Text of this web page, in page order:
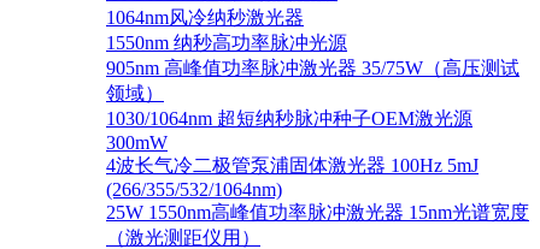
1064nm风冷纳秒激光器
1550nm 纳秒高功率脉冲光源
905nm 高峰值功率脉冲激光器 35/75W（高压测试
领域）
1030/1064nm 超短纳秒脉冲种子OEM激光源
300mW
4波长气冷二极管泵浦固体激光器 100Hz 5mJ
(266/355/532/1064nm)
25W 1550nm高峰值功率脉冲激光器 15nm光谱宽度
（激光测距仪用）